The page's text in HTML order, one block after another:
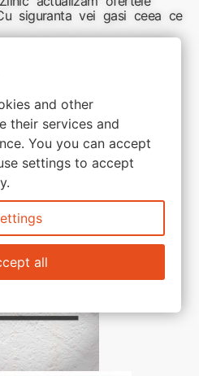
siguranta vei gasi ceea ce
inteligente si cumpărături
and other
their services and
You you can accept
settings to accept
all